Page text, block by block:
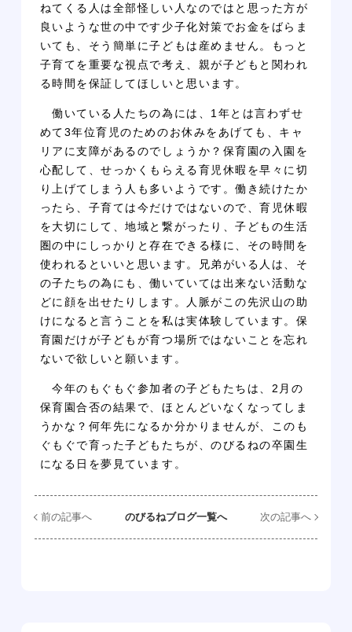
ねてくる人は全部怪しい人なのではと思った方が
良いような世の中です少子化対策でお金をばらま
いても、そう簡単に子どもは産めません。もっと
子育てを重要な視点で考え、親が子どもと関われ
る時間を保証してほしいと思います。
働いている人たちの為には、1年とは言わずせ
めて3年位育児のためのお休みをあげても、キャ
リアに支障があるのでしょうか？保育園の入園を
心配して、せっかくもらえる育児休暇を早々に切
り上げてしまう人も多いようです。働き続けたか
ったら、子育ては今だけではないので、育児休暇
を大切にして、地域と繋がったり、子どもの生活
圏の中にしっかりと存在できる様に、その時間を
使われるといいと思います。兄弟がいる人は、そ
の子たちの為にも、働いていては出来ない活動な
どに顔を出せたりします。人脈がこの先沢山の助
けになると言うことを私は実体験しています。保
育園だけが子どもが育つ場所ではないことを忘れ
ないで欲しいと願います。
今年のもぐもぐ参加者の子どもたちは、2月の
保育園合否の結果で、ほとんどいなくなってしま
うかな？何年先になるか分かりませんが、このも
ぐもぐで育った子どもたちが、のびるねの卒園生
になる日を夢見ています。
前の記事へ のびるねブログ一覧へ 次の記事へ